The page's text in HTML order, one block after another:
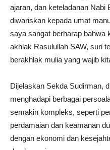
ajaran, dan keteladanan
diwariskan kepada umat
saya sangat berharap bahwa
akhlak Rasulullah SAW, suri
berakhlak mulia yang wajib
Dijelaskan Sekda Sudirman,
menghadapi berbagai
semakin kompleks, seperti
perdamaian dan keamanan
dengan ekonomi dan